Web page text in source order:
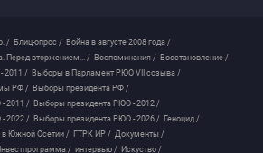
/ Блиц-опрос / Война в августе 2008 года /
Перед вторжением... / Воспоминания / Восстановление /
2011 / Выборы в Парламент РЮО VII созыва /
РФ / Выборы президента РФ /
2011 / Выборы президента РЮО - 2012 /
2022 / Выборы президента РЮО - 2026 / Геноцид /
в Южной Осетии / ГТРК ИР / Документы /
/ интервью / Искуство /